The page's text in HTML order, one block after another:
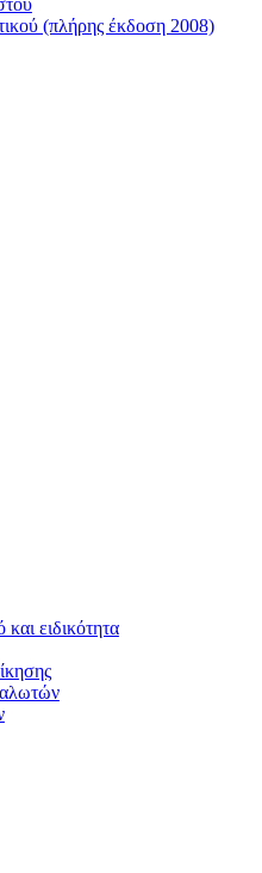
(πλήρης έκδοση 2008)
ειδικότητα